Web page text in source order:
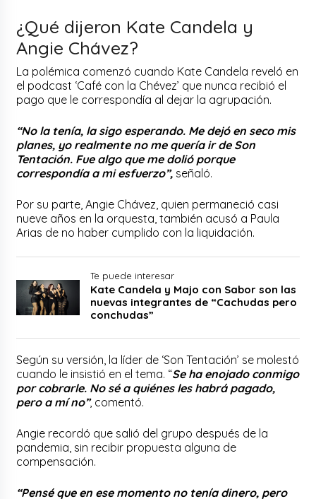
¿Qué dijeron Kate Candela y
Angie Chávez?
La polémica comenzó cuando Kate Candela reveló en
el podcast ‘Café con la Chévez’ que nunca recibió el
pago que le correspondía al dejar la agrupación.
“No la tenía, la sigo esperando. Me dejó en seco mis
planes, yo realmente no me quería ir de Son
Tentación. Fue algo que me dolió porque
correspondía a mi esfuerzo”, señaló.
Por su parte, Angie Chávez, quien permaneció casi
nueve años en la orquesta, también acusó a Paula
Arias de no haber cumplido con la liquidación.
Te puede interesar
Kate Candela y Majo con Sabor son las
nuevas integrantes de “Cachudas pero
conchudas”
Según su versión, la líder de ‘Son Tentación’ se molestó
cuando le insistió en el tema. “Se ha enojado conmigo
por cobrarle. No sé a quiénes les habrá pagado,
pero a mí no”, comentó.
Angie recordó que salió del grupo después de la
pandemia, sin recibir propuesta alguna de
compensación.
“Pensé que en ese momento no tenía dinero, pero